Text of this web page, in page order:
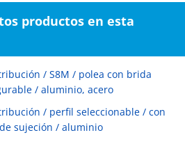
productos en esta
/ S8M / polea con brida
/ aluminio, acero
/ perfil seleccionable / con
sujeción / aluminio